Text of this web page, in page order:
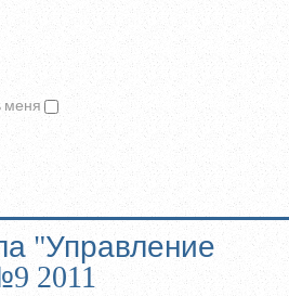
меня
"Управление
2011